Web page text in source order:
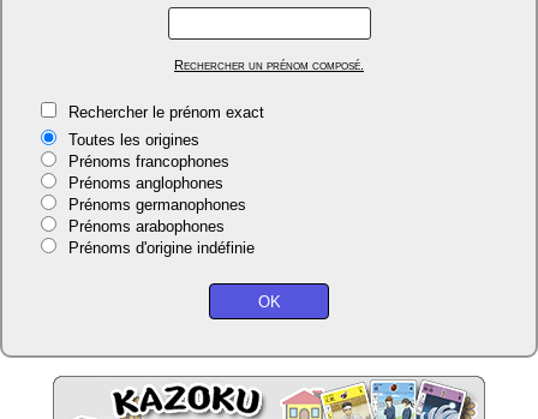
Rechercher un prénom composé.
Rechercher le prénom exact
Toutes les origines
Prénoms francophones
Prénoms anglophones
Prénoms germanophones
Prénoms arabophones
Prénoms d'origine indéfinie